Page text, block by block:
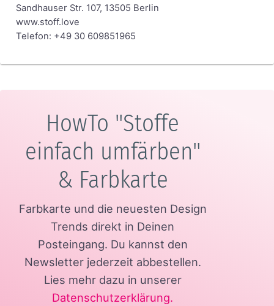
Sandhauser Str. 107, 13505 Berlin
www.stoff.love
Telefon: +49 30 609851965
HowTo "Stoffe
einfach umfärben"
& Farbkarte
Farbkarte und die neuesten Design
Trends direkt in Deinen
Posteingang. Du kannst den
Newsletter jederzeit abbestellen.
Lies mehr dazu in unserer
Datenschutzerklärung.